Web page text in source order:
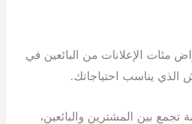
مئات الإعلانات من البائعين في
الذي يناسب احتياجاتك.
تجمع بين المشترين والبائعين،